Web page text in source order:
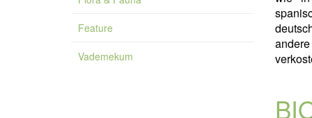
Feature
Vademekum